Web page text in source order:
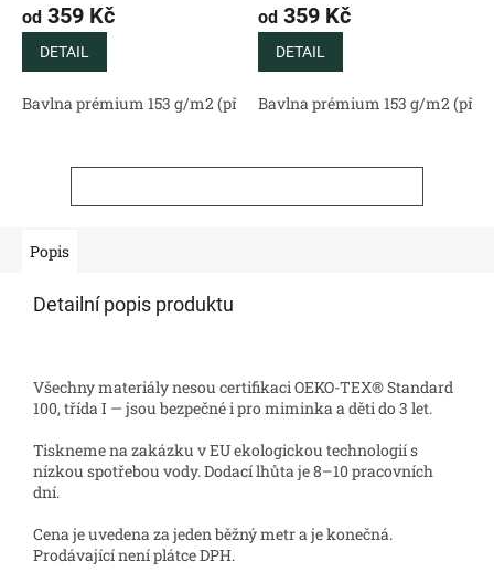
od 359 Kč
DETAIL
Bavlna prémium 153 g/m2 (přírodní) Bavlněný satén 130 g/
od 359 Kč
DETAIL
Bavlna prémium 153 g/m2
Popis
Detailní popis produktu
Všechny materiály nesou certifikaci OEKO-TEX® Standard
100, třída I — jsou bezpečné i pro miminka a děti do 3 let.
Tiskneme na zakázku v EU ekologickou technologií s
nízkou spotřebou vody. Dodací lhůta je 8–10 pracovních
dní.
Cena je uvedena za jeden běžný metr a je konečná.
Prodávající není plátce DPH.